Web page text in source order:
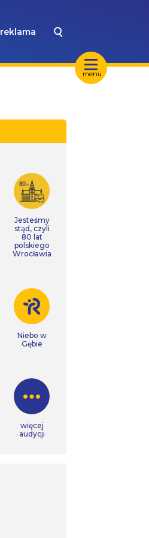
menu
reklama
Jesteśmy
stąd, czyli
80 lat
polskiego
Wrocławia
Niebo w
Gębie
więcej
audycji